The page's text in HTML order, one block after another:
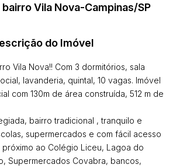
bairro Vila Nova-Campinas/SP
do Imóvel
Vila Nova!! Com 3 dormitórios, sala
lavanderia, quintal, 10 vagas. Imóvel
com 130m de área construída, 512 m de
bairro tradicional , tranquilo e
supermercados e com fácil acesso
ao Colégio Liceu, Lagoa do
Supermercados Covabra, bancos,